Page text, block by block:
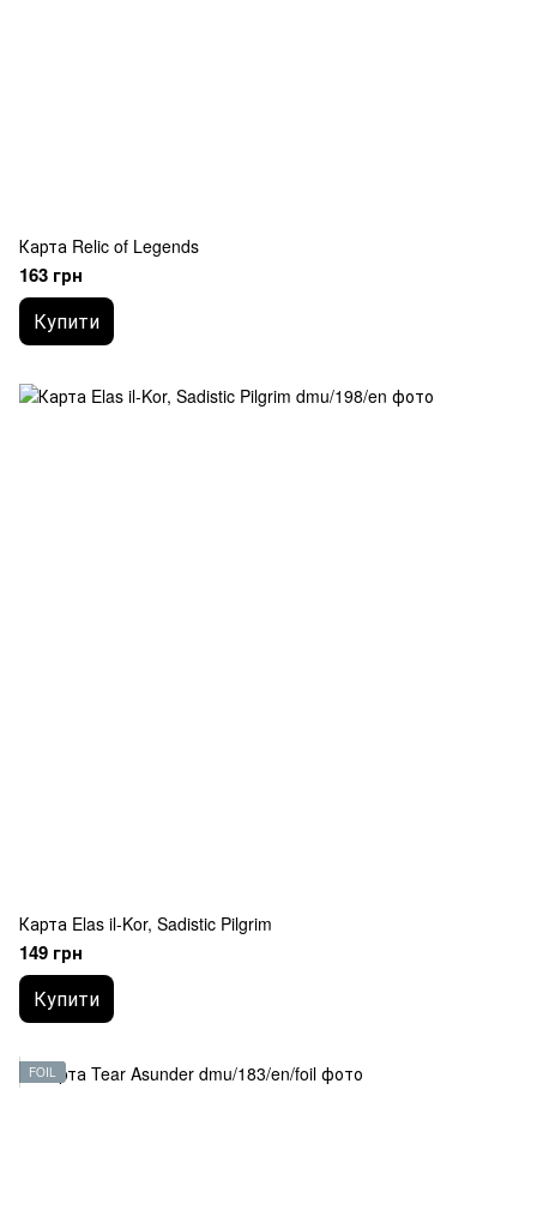
Карта Relic of Legends
163 грн
Купити
Карта Elas il-Kor, Sadistic Pilgrim
149 грн
Купити
FOIL